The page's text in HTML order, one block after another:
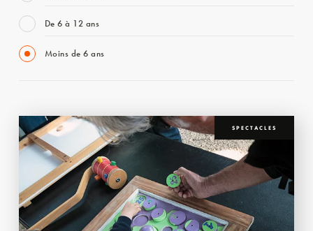
De 6 à 12 ans
Moins de 6 ans
SPECTACLES